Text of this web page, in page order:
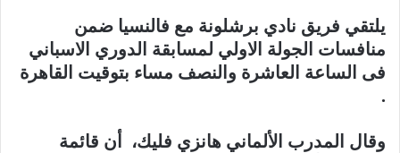
يلتقي فريق نادي برشلونة مع فالنسيا ضمن
منافسات الجولة الاولي لمسابقة الدوري الاسباني
فى الساعة العاشرة والنصف مساء بتوقيت القاهرة
.
وقال المدرب الألماني هانزي فليك، أن قائمة